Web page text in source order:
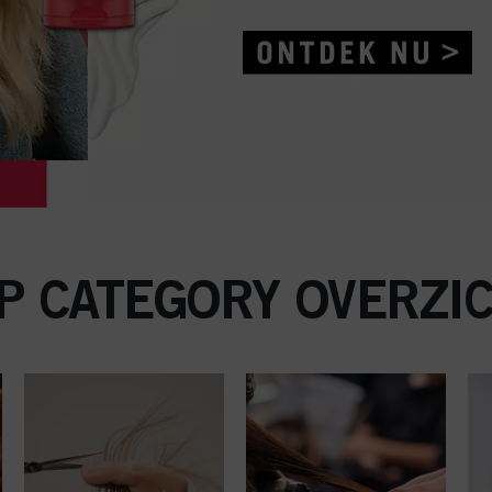
CATEGORY